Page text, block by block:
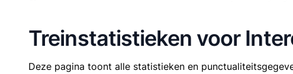
Treinstatistieken voor
Deze pagina toont alle statistieken en